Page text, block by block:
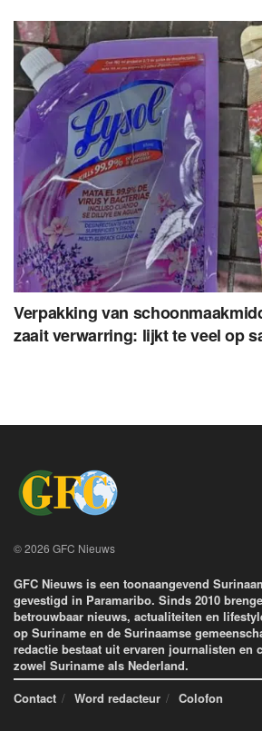
Verpakking van
zaait verwarring: lijkt te veel op
© 2026 GFC Nieuws
GFC Nieuws is een toonaangevend
gevestigd in Paramaribo. Sinds 2010
betrouwbaar nieuws, actualiteiten en
op Suriname en de Surinaamse
redactie bestaat uit ervaren journalisten en
zowel Suriname als Nederland.
Contact
Word redacteur Colofon